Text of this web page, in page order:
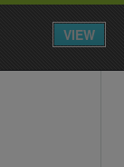
VIEW